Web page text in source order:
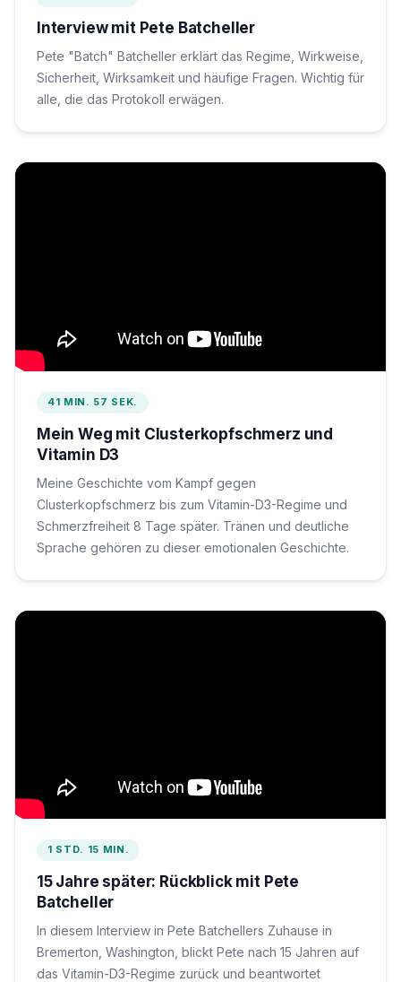
Interview mit Pete Batcheller
Pete "Batch" Batcheller erklärt das Regime, Wirkweise,
Sicherheit, Wirksamkeit und häufige Fragen. Wichtig für
alle, die das Protokoll erwägen.
41 MIN. 57 SEK.
Mein Weg mit Clusterkopfschmerz und
Vitamin D3
Meine Geschichte vom Kampf gegen
Clusterkopfschmerz bis zum Vitamin-D3-Regime und
Schmerzfreiheit 8 Tage später. Tränen und deutliche
Sprache gehören zu dieser emotionalen Geschichte.
1 STD. 15 MIN.
15 Jahre später: Rückblick mit Pete
Batcheller
In diesem Interview in Pete Batchellers Zuhause in
Bremerton, Washington, blickt Pete nach 15 Jahren auf
das Vitamin-D3-Regime zurück und beantwortet